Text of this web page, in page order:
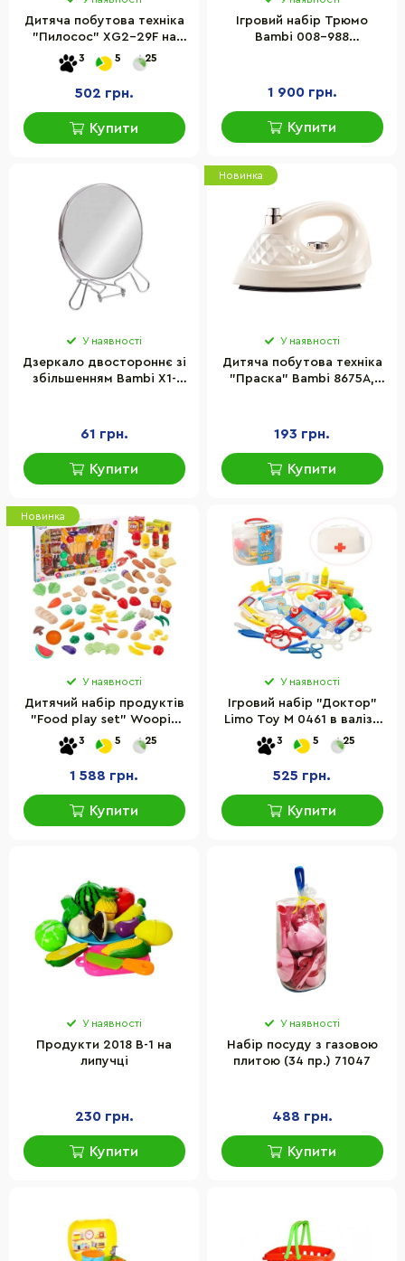
Дитяча побутова техніка
"Пилосос" XG2-29F на
батарейках, звукові
ефекти
3 5 25
502 грн.
Купити
Ігровий набір Трюмо
Bambi 008-988
1 900 грн.
Купити
У наявності
Дзеркало двостороннє зі
збільшенням Bambi Х1-
61 грн.
Купити
Новинка
У наявності
Дитяча побутова техніка
"Праска" Bambi 8675A,
193 грн.
Купити
Новинка
У наявності
Дитячий набір продуктів
"Food play set" Woopie
Toys XG120-1, 120
елементів
3 5 25
1 588 грн.
Купити
У наявності
Ігровий набір "Доктор"
Limo Toy М 0461 в валізі,
пластик
3 5 25
525 грн.
Купити
У наявності
Продукти 2018 В-1 на
липучці
230 грн.
Купити
У наявності
Набір посуду з газовою
плитою (34 пр.) 71047
488 грн.
Купити